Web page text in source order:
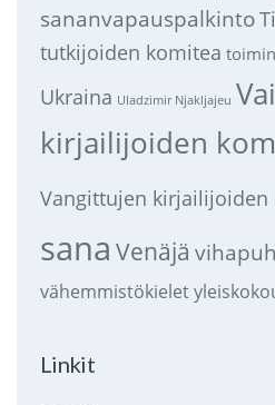
sananvapauspalkinto
tutkijoiden komitea
Ukraina Uladzimir Njakljajeu
kirjailijoiden
Vangittujen kirjailijoiden
sana Venäjä
vähemmistökielet
Linkit